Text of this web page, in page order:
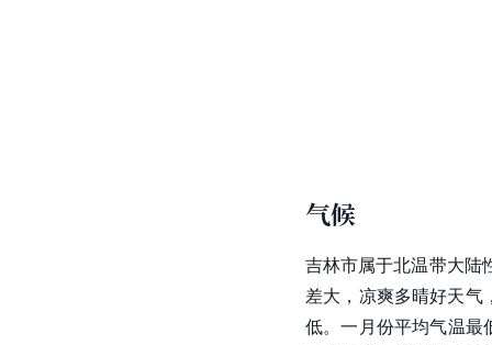
气候
吉林市属于北温带大陆
差大，凉爽多晴好天
低。一月份平均气温